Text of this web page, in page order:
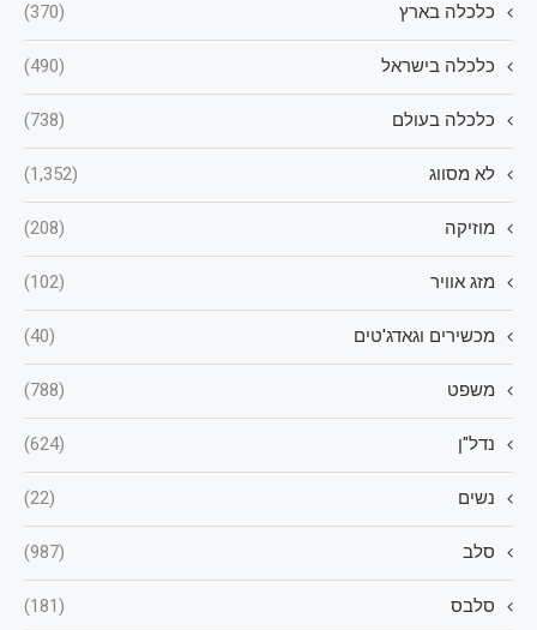
כלכלה בארץ (370)
כלכלה בישראל (490)
כלכלה בעולם (738)
לא מסווג (1,352)
מוזיקה (208)
מזג אוויר (102)
מכשירים וגאדג'טים (40)
משפט (788)
נדל"ן (624)
נשים (22)
סלב (987)
סלבס (181)